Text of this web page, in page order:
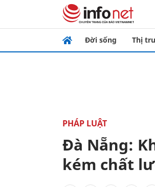
Đời sống Thị
PHÁP LUẬT
Đà Nẵng:
kém chất